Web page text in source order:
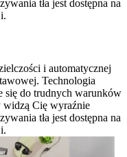
tła jest dostępna na
i automatycznej
Technologia
się do trudnych warunków
widzą Cię wyraźnie
tła jest dostępna na